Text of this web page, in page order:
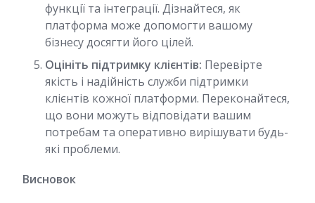
функції та інтеграції. Дізнайтеся, як
платформа може допомогти вашому
бізнесу досягти його цілей.
Оцініть підтримку клієнтів: Перевірте
якість і надійність служби підтримки
клієнтів кожної платформи. Переконайтеся,
що вони можуть відповідати вашим
потребам та оперативно вирішувати будь-
які проблеми.
Висновок